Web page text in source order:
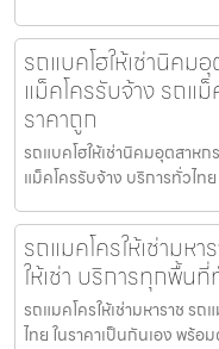
รถแบคโฮให้เช่านิคม
แม็คโครรับจ้าง รถแ
ราคาถูก
รถแบคโฮให้เช่านิคมอุตสาหก
แม็คโครรับจ้าง บริการทั่วไท
รถแมคโครให้เช่ามห
ให้เช่า บริการทุกพื้น
รถแมคโครให้เช่ามหาราช รถ
ไทย ในราคาเป็นกันเอง พร้